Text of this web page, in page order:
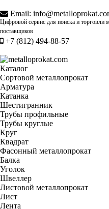
Email:
Цифровой сервис для поиска и торговли
поставщиков
+7 (812) 494-88-57
Каталог
Сортовой металлопрокат
Арматура
Катанка
Шестигранник
Трубы профильные
Трубы круглые
Круг
Квадрат
Фасонный металлопрокат
Балка
Уголок
Швеллер
Листовой металлопрокат
Лист
Лента